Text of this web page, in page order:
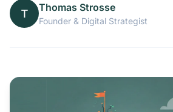
T Thomas Strosse
Founder & Digital Strategist